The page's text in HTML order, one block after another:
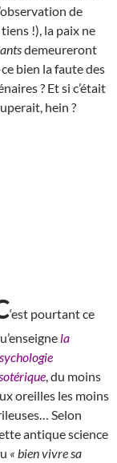
de
!), la paix ne
demeureront
bien la faute des
? Et si c’était
hein ?
‘est pourtant ce
la
, du moins
oreilles les moins
Selon
antique science
« bien vivre sa